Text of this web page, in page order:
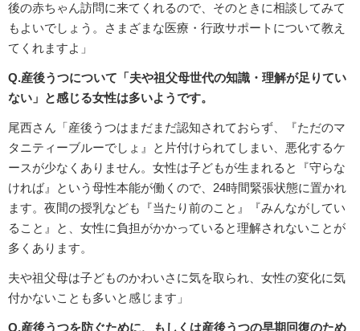
後の赤ちゃん訪問に来てくれるので、そのときに相談してみて
もよいでしょう。さまざまな医療・行政サポートについて教え
てくれますよ」
Q.産後うつについて「夫や祖父母世代の知識・理解が足りてい
ない」と感じる女性は多いようです。
尾西さん「産後うつはまだまだ認知されておらず、『ただのマ
タニティーブルーでしょ』と片付けられてしまい、悪化するケ
ースが少なくありません。女性は子どもが生まれると『守らな
ければ』という母性本能が働くので、24時間緊張状態に置かれ
ます。夜間の授乳なども『当たり前のこと』『みんながしてい
ること』と、女性に負担がかかっていると理解されないことが
多くあります。
夫や祖父母は子どものかわいさに気を取られ、女性の変化に気
付かないことも多いと感じます」
Q.産後うつを防ぐために、もしくは産後うつの早期回復のため